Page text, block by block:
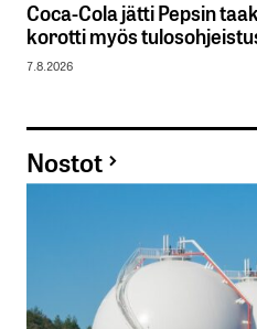
Coca-Cola jätti Pepsin
korotti myös
7.8.2026
Nostot